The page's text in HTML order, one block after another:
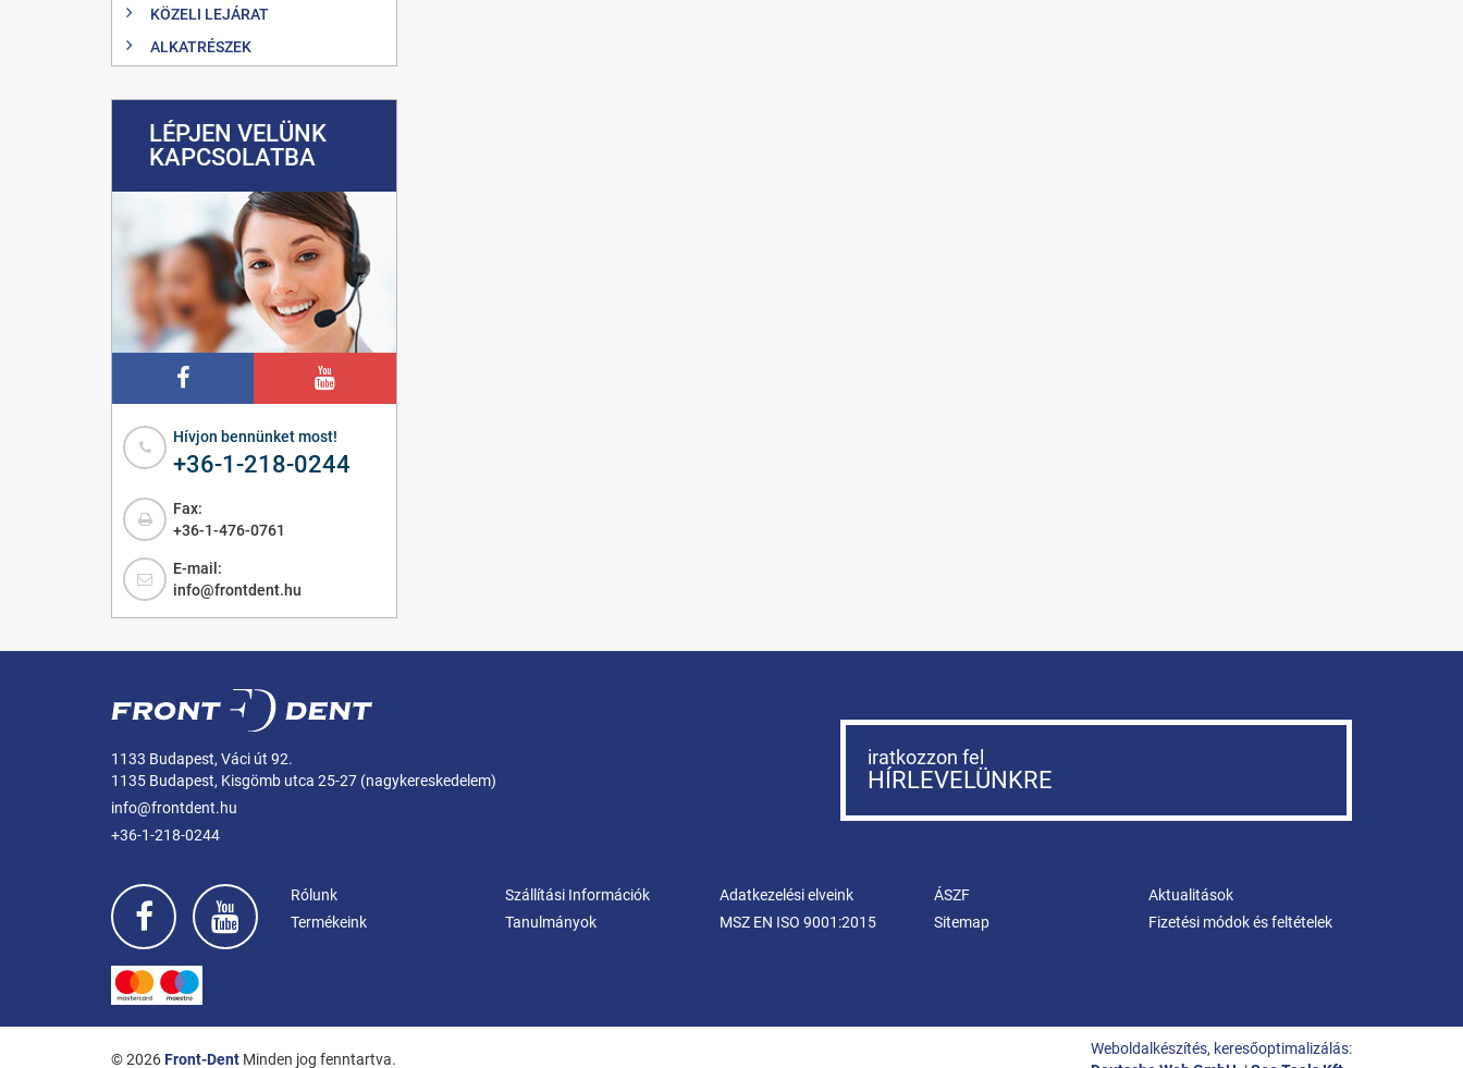
KÖZELI LEJÁRAT
ALKATRÉSZEK
LÉPJEN VELÜNK
KAPCSOLATBA
Hívjon bennünket most!
+36-1-218-0244
Fax:
+36-1-476-0761
E-mail:
info@frontdent.hu
1133 Budapest, Váci út 92.
1135 Budapest, Kisgömb utca 25-27 (nagykereskedelem)
info@frontdent.hu
+36-1-218-0244
iratkozzon fel
HÍRLEVELÜNKRE
Rólunk Szállítási Információk Adatkezelési elveink ÁSZF
Aktualitások
Termékeink
Tanulmányok MSZ EN ISO 9001:2015 Sitemap Fizetési módok és feltételek
© 2026Front-Dent Minden jog fenntartva.
Weboldalkészítés, keresőoptimalizálás: